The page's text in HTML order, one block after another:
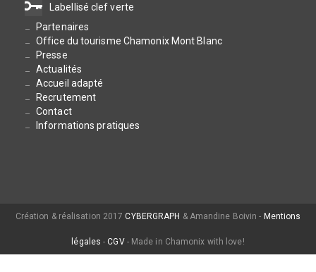
Labellisé clef verte
Partenaires
Office du tourisme Chamonix Mont Blanc
Presse
Actualités
Accueil adapté
Recrutement
Contact
Informations pratiques
Création & réalisation 2017CYBERGRAPH & Amandine Boivin - Mentions
légales -CGV- Made in Chamonix with love!